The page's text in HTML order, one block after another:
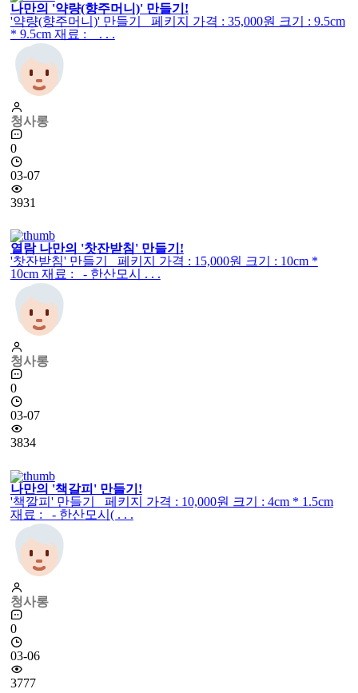
나만의 '약량(향주머니)' 만들기!
'약량(향주머니)' 만들기 페키지 가격 : 35,000원 크기 : 9.5cm
* 9.5cm 재료 : . . .
청사롱
0
03-07
3931
열람나만의 '찻잔받침' 만들기!
'찻잔받침' 만들기 페키지 가격 : 15,000원 크기 : 10cm *
10cm 재료 : - 한산모시 . . .
청사롱
0
03-07
3834
나만의 '책갈피' 만들기!
'책깔피' 만들기 페키지 가격 : 10,000원 크기 : 4cm * 1.5cm
재료 : - 한산모시( . . .
청사롱
0
03-06
3777